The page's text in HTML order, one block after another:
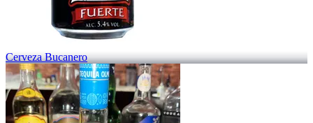
Cerveza Bucanero